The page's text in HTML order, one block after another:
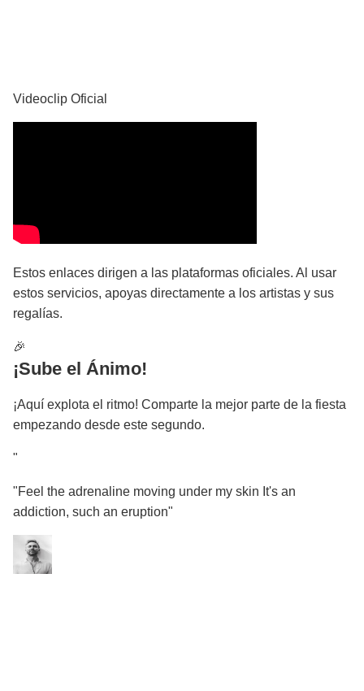
Videoclip Oficial
Estos enlaces dirigen a las plataformas oficiales. Al usar
estos servicios, apoyas directamente a los artistas y sus
regalías.
🎉
¡Sube el Ánimo!
¡Aquí explota el ritmo! Comparte la mejor parte de la fiesta
empezando desde este segundo.
"
"Feel the adrenaline moving under my skin It's an
addiction, such an eruption"